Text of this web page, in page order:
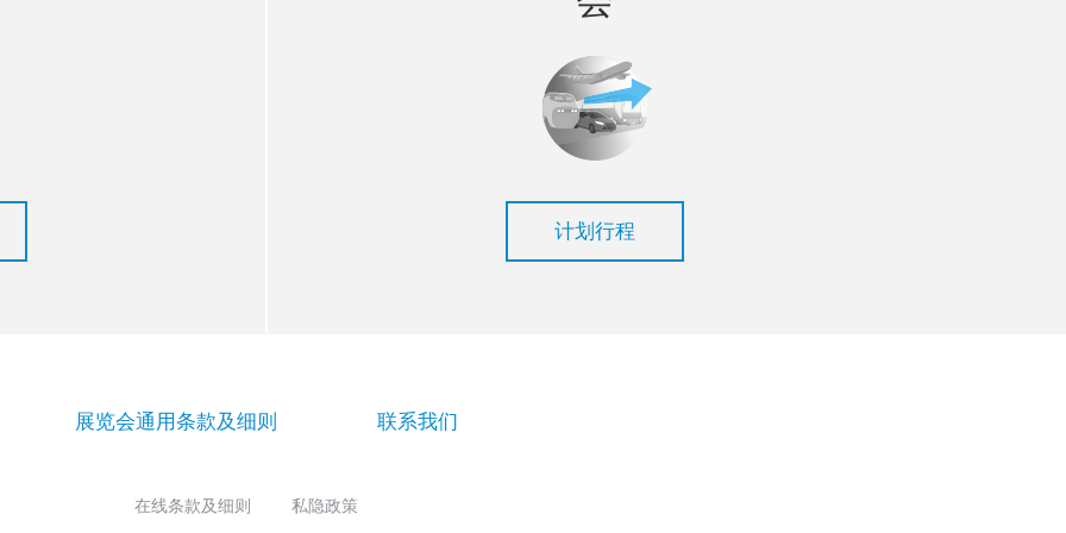
计划行程
展览会通用条款及细则 联系我们
在线条款及细则 私隐政策